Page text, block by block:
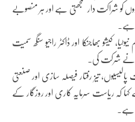
کو شراکت دار سمجھتی ہے اور ہر منصوبے
ہے۔
کیشو بھاجنکا اور ڈاکٹر راجیو سنگھ سمیت
نے شرکت کی۔
تیز رفتار فیصلہ سازی اور صنعتی
کہ ریاست سرمایہ کاری اور روزگار کے
ہے۔